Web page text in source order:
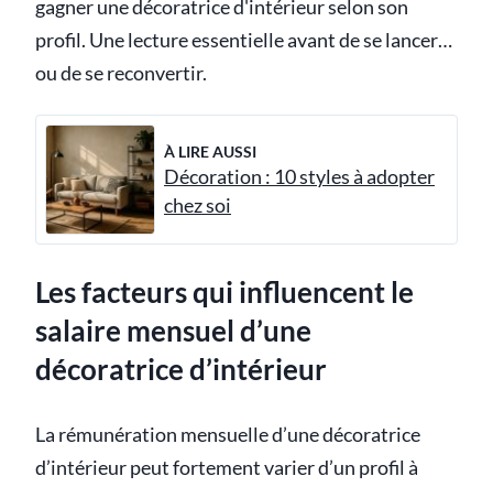
gagner une décoratrice d'intérieur selon son
profil. Une lecture essentielle avant de se lancer…
ou de se reconvertir.
À LIRE AUSSI
Décoration : 10 styles à adopter
chez soi
Les facteurs qui influencent le
salaire mensuel d’une
décoratrice d’intérieur
La rémunération mensuelle d’une décoratrice
d’intérieur peut fortement varier d’un profil à